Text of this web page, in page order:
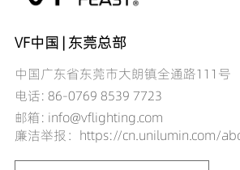
VF中国 | 东莞总部
中国广东省东莞市大朗镇全通路111号
电话: 86-0769 8539 7723
邮箱: info@vflighting.com
廉洁举报：https://cn.unilumin.com/